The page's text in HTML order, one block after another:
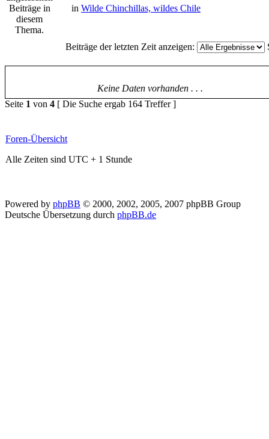
in Wilde Chinchillas, wildes Chile
Beiträge der letzten Zeit anzeigen:
Keine Daten vorhanden . . .
Seite 1 von 4 [ Die Suche ergab 164 Treffer ]
Foren-Übersicht
Alle Zeiten sind UTC + 1 Stunde
Powered by phpBB © 2000, 2002, 2005, 2007 phpBB Group
Deutsche Übersetzung durch phpBB.de